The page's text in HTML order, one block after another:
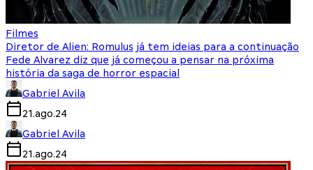
Filmes
Diretor de Alien: Romulus já tem ideias para a continuação
Fede Alvarez diz que já começou a pensar na próxima
história da saga de horror espacial
Gabriel Avila
21.ago.24
Gabriel Avila
21.ago.24